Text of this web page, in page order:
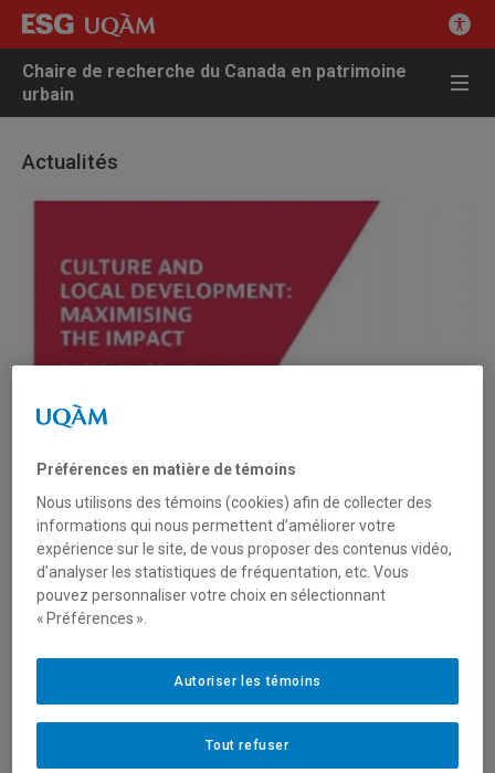
Chaire de recherche du Canada en patrimoine
urbain
Actualités
Préférences en matière de témoins
Nous utilisons des témoins (cookies) afin de collecter des
informations qui nous permettent d’améliorer votre
expérience sur le site, de vous proposer des contenus vidéo,
d’analyser les statistiques de fréquentation, etc. Vous
pouvez personnaliser votre choix en sélectionnant
« Préférences ».
Tout refuser
Autoriser les témoins